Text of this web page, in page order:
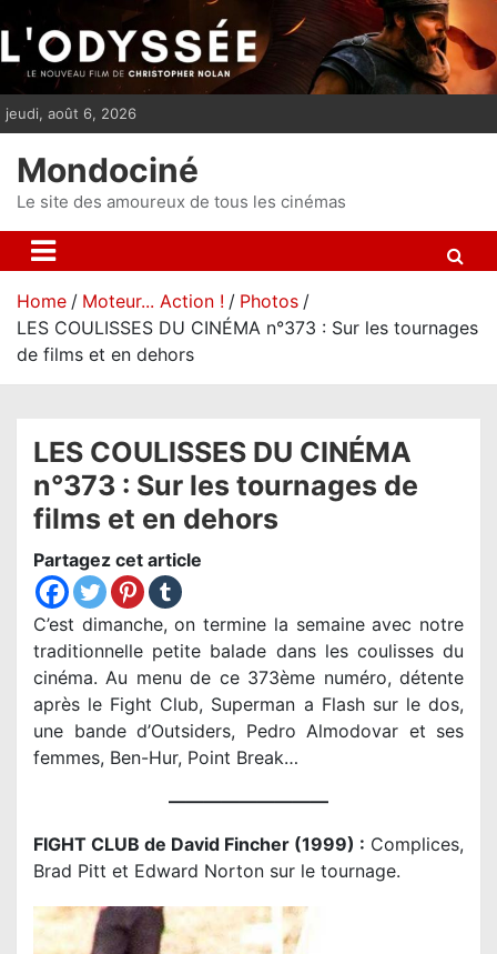
i
p
t
n
jeudi, août 6, 2026
Mondociné
Le site des amoureux de tous les cinémas
Home Moteur... Action !
Photos
LES COULISSES DU CINÉMA n°373 : Sur les tournages
de films et en dehors
LES COULISSES DU CINÉMA
n°373 : Sur les tournages de
films et en dehors
Partagez cet article
C’est dimanche, on termine la semaine avec notre
traditionnelle petite balade dans les coulisses du
cinéma. Au menu de ce 373ème numéro, détente
après le Fight Club, Superman a Flash sur le dos,
une bande d’Outsiders, Pedro Almodovar et ses
femmes, Ben-Hur, Point Break…
—————————
FIGHT CLUB de David Fincher (1999) : Complices,
Brad Pitt et Edward Norton sur le tournage.